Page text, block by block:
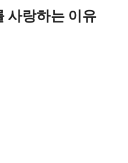
랑하는 이유